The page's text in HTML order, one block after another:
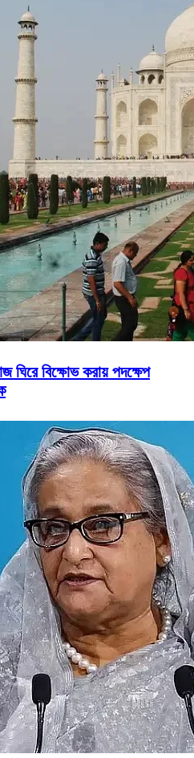
বিক্ষোভ করায় পদক্ষেপ